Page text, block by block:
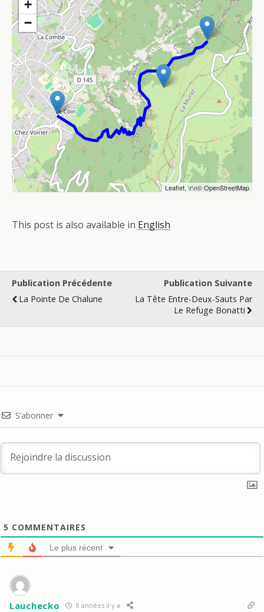
+
−
Leaflet, \r\n©OpenStreetMap
This post is also available in English
Publication Précédente
La Pointe De Chalune
Publication Suivante
La Tête Entre-Deux-Sauts Par
Le Refuge Bonatti
S’abonner
5 COMMENTAIRES
Le plus récent
Lauchecko 8 années il y a